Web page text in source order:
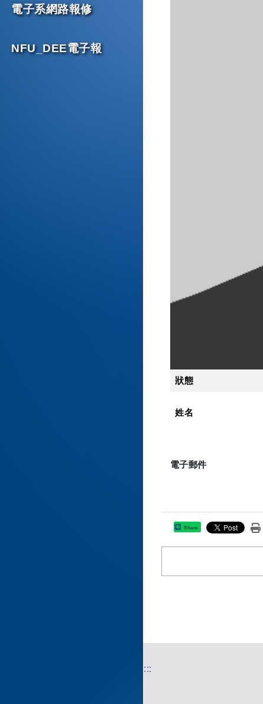
電子系網路報修
NFU_DEE電子報
狀態
姓名
電子郵件
Share
:::